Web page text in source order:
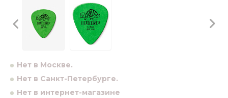
Нет в Москве.
Нет в Санкт-Петербурге.
Нет в интернет-магазине